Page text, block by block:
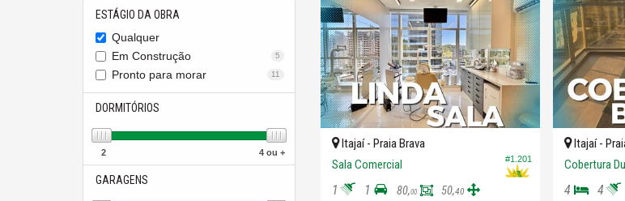
ESTÁGIO DA OBRA
Qualquer
Em Construção
5
Pronto para morar 11
DORMITÓRIOS
2 4 ou +
GARAGENS
#1.201
Itajaí - Praia Brava
Sala Comercial
1 1 80,00 50,40
Itajaí -
Cobertura
4 4